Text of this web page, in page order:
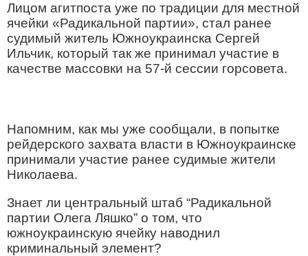
Лицом агитпоста уже по традиции для местной
ячейки «Радикальной партии», стал ранее
судимый житель Южноукраинска Сергей
Ильчик, который так же принимал участие в
качестве массовки на 57-й сессии горсовета.
Напомним, как мы уже сообщали, в попытке
рейдерского захвата власти в Южноукраинске
принимали участие ранее судимые жители
Николаева.
Знает ли центральный штаб “Радикальной
партии Олега Ляшко” о том, что
южноукраинскую ячейку наводнил
криминальный элемент?